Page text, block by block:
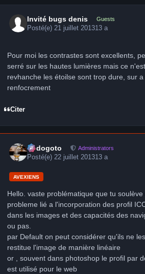
Invité bugs denis Guests
Posté(e)21 juillet 201313 a
Pour moi les contrastes sont excellents,
serré sur les hautes lumières mais ce
revhanche les étoilse sont trop dure, sur
renfocrement
Citer
frédogoto Administrators
Posté(e)22 juillet 201313 a
AVEXIENS
Hello. vaste problématique que tu
probleme lié a l'incorporation des profil
dans les images et des capacités des
ou pas.
par Default on peut considérer qu'ils ne
restitue l'image de manière linéaire
or , souvent dans photoshop le profil par
est utilisé pour le web